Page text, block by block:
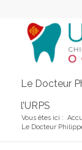
Le Docteur
l’URPS
Vous êtes ici :
Le Docteur